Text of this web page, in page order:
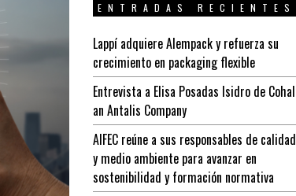
ENTRADAS RECIENTES
Lappí adquiere Alempack y refuerza su
crecimiento en packaging flexible
Entrevista a Elisa Posadas Isidro de Cohal
an Antalis Company
AIFEC reúne a sus responsables de calidad
y medio ambiente para avanzar en
sostenibilidad y formación normativa